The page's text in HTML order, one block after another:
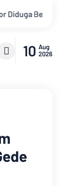
di Lokasi
10 Aug
2026